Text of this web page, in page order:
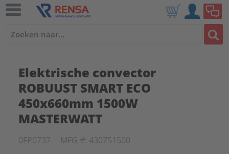
Elektrische convector
ROBUUST SMART ECO
450x660mm 1500W
MASTERWATT
0FP0737 MFG #: 430751500